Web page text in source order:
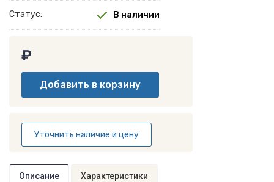
Статус: В наличии
₽
Уточнить наличие и цену
Описание Характеристики